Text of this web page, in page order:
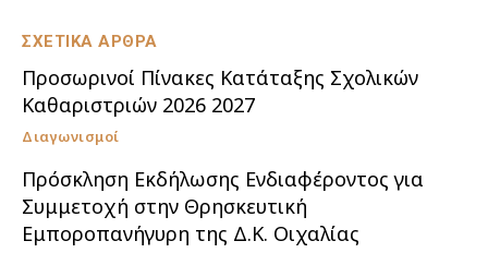
ΣΧΕΤΙΚΑ ΑΡΘΡΑ
Προσωρινοί Πίνακες Κατάταξης Σχολικών
Καθαριστριών 2026 2027
Διαγωνισμοί
Πρόσκληση Εκδήλωσης Ενδιαφέροντος για
Συμμετοχή στην Θρησκευτική
Εμποροπανήγυρη της Δ.Κ. Οιχαλίας